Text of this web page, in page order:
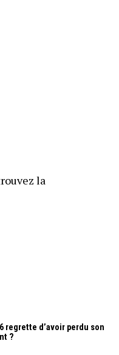
la
regrette d’avoir perdu son
?